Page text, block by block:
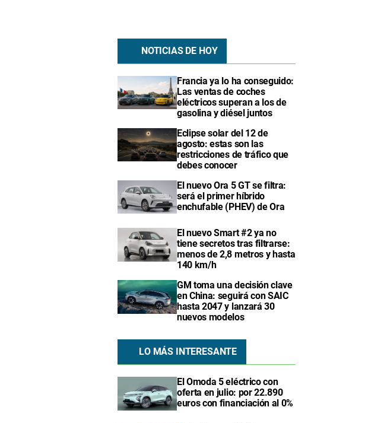
NOTICIAS DE HOY
Francia ya lo ha conseguido:
Las ventas de coches
eléctricos superan a los de
gasolina y diésel juntos
Eclipse solar del 12 de
agosto: estas son las
restricciones de tráfico que
debes conocer
El nuevo Ora 5 GT se filtra:
será el primer híbrido
enchufable (PHEV) de Ora
El nuevo Smart #2 ya no
tiene secretos tras filtrarse:
menos de 2,8 metros y hasta
140 km/h
GM toma una decisión clave
en China: seguirá con SAIC
hasta 2047 y lanzará 30
nuevos modelos
LO MÁS INTERESANTE
El Omoda 5 eléctrico con
oferta en julio: por 22.890
euros con financiación al 0%